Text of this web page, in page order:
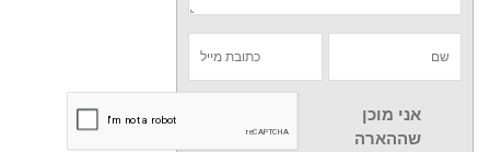
אני מוכן
שההארה